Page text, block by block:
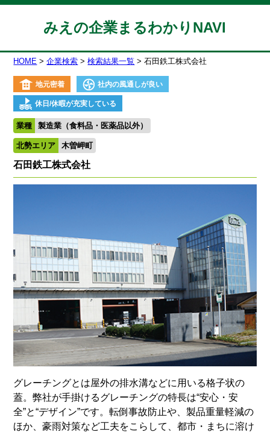
みえの企業まるわかりNAVI
HOME 企業検索 検索結果一覧 石田鉄工株式会社
地元密着 社内の風通しが良い
休日/休暇が充実している
業種 製造業（食料品・医薬品以外）
北勢エリア 木曽岬町
石田鉄工株式会社
グレーチングとは屋外の排水溝などに用いる格子状の
蓋。弊社が手掛けるグレーチングの特長は“安心・安
全”と“デザイン”です。転倒事故防止や、製品重量軽減の
ほか、豪雨対策など工夫をこらして、都市・まちに溶け